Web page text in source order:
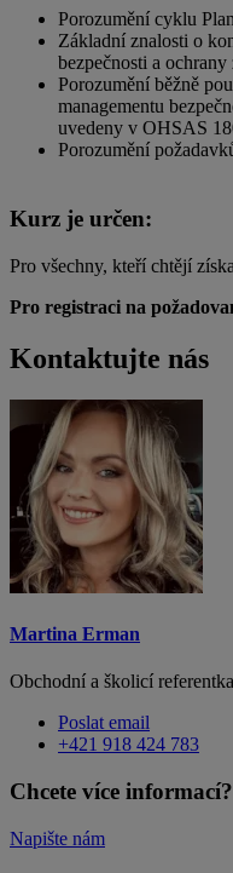
Porozumění cyklu
Základní znalosti o
bezpečnosti a
Porozumění běžně
managementu
uvedeny v OHSAS
Porozumění
Kurz je určen:
Pro všechny, kteří chtějí
Pro registraci na
Kontaktujte nás
Martina Erman
Obchodní a školicí referentka
Poslat email
+421 918 424 783
Chcete více informací?
Napište nám